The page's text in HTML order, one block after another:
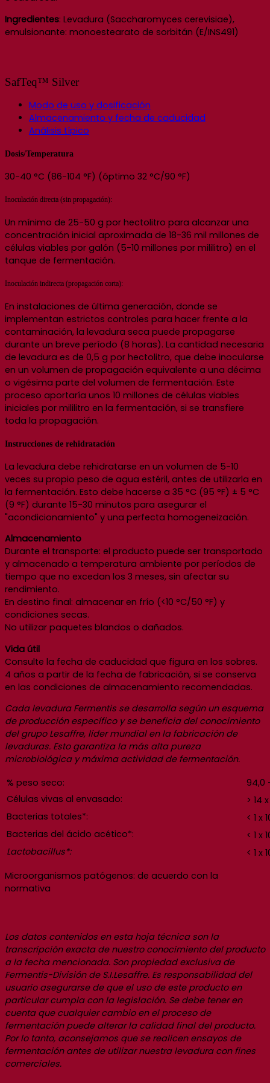
Ingredientes: Levadura (Saccharomyces cerevisiae),
emulsionante: monoestearato de sorbitán (E/INS491)
SafTeq™ Silver
Modo de uso y dosificación
Almacenamiento y fecha de caducidad
Análisis típico
Dosis/Temperatura
30-40 °C (86-104 °F) (óptimo 32 °C/90 °F)
Inoculación directa (sin propagación):
Un mínimo de 25-50 g por hectolitro para alcanzar una
concentración inicial aproximada de 18-36 mil millones de
células viables por galón (5-10 millones por mililitro) en el
tanque de fermentación.
Inoculación indirecta (propagación corta):
En instalaciones de última generación, donde se
implementan estrictos controles para hacer frente a la
contaminación, la levadura seca puede propagarse
durante un breve período (8 horas). La cantidad necesaria
de levadura es de 0,5 g por hectolitro, que debe inocularse
en un volumen de propagación equivalente a una décima
o vigésima parte del volumen de fermentación. Este
proceso aportaría unos 10 millones de células viables
iniciales por mililitro en la fermentación, si se transfiere
toda la propagación.
Instrucciones de rehidratación
La levadura debe rehidratarse en un volumen de 5-10
veces su propio peso de agua estéril, antes de utilizarla en
la fermentación. Esto debe hacerse a 35 °C (95 °F) ± 5 °C
(9 °F) durante 15-30 minutos para asegurar el
"acondicionamiento" y una perfecta homogeneización.
Almacenamiento
Durante el transporte: el producto puede ser transportado
y almacenado a temperatura ambiente por períodos de
tiempo que no excedan los 3 meses, sin afectar su
rendimiento.
En destino final: almacenar en frío (<10 °C/50 °F) y
condiciones secas.
No utilizar paquetes blandos o dañados.
Vida útil
Consulte la fecha de caducidad que figura en los sobres.
4 años a partir de la fecha de fabricación, si se conserva
en las condiciones de almacenamiento recomendadas.
Cada levadura Fermentis se desarrolla según un esquema
de producción específico y se beneficia del conocimiento
del grupo Lesaffre, líder mundial en la fabricación de
levaduras. Esto garantiza la más alta pureza
microbiológica y máxima actividad de fermentación.
% peso seco:
94,0
Células vivas al envasado:
> 14
Bacterias totales*:
< 1 x
Bacterias del ácido acético*:
< 1 x
Lactobacillus*:
< 1 x
Microorganismos patógenos: de acuerdo con la
normativa
Los datos contenidos en esta hoja técnica son la
transcripción exacta de nuestro conocimiento del producto
a la fecha mencionada. Son propiedad exclusiva de
Fermentis-División de S.I.Lesaffre. Es responsabilidad del
usuario asegurarse de que el uso de este producto en
particular cumpla con la legislación. Se debe tener en
cuenta que cualquier cambio en el proceso de
fermentación puede alterar la calidad final del producto.
Por lo tanto, aconsejamos que se realicen ensayos de
fermentación antes de utilizar nuestra levadura con fines
comerciales.